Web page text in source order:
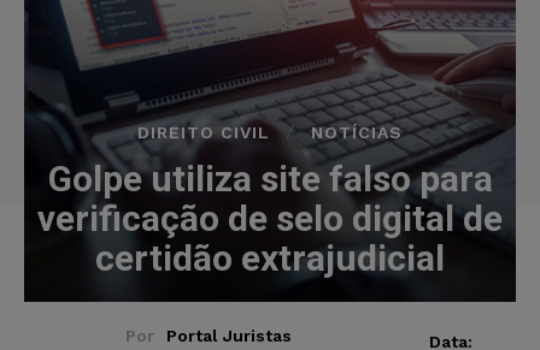
DIREITO CIVIL NOTÍCIAS
Golpe utiliza site falso para
verificação de selo digital de
certidão extrajudicial
Por Portal Juristas
Data: